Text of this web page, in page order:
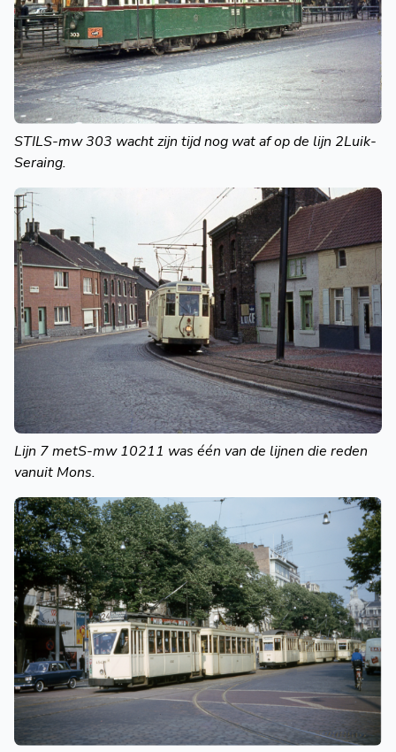
STILS-mw 303 wacht zijn tijd nog wat af op de lijn 2Luik-
Seraing.
Lijn 7 metS-mw 10211 was één van de lijnen die reden
vanuit Mons.